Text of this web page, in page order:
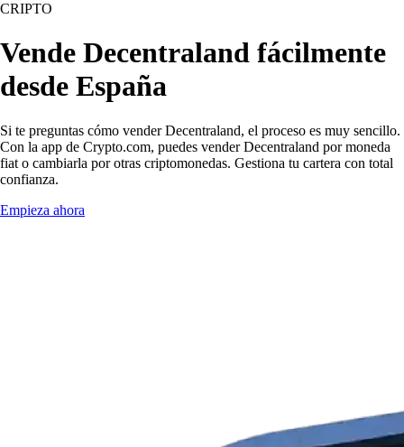
CRIPTO
Vende Decentraland fácilmente
desde España
Si te preguntas cómo vender Decentraland, el proceso es muy sencillo.
Con la app de Crypto.com, puedes vender Decentraland por moneda
fiat o cambiarla por otras criptomonedas. Gestiona tu cartera con total
confianza.
Empieza ahora